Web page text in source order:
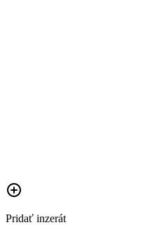
Pridať inzerát